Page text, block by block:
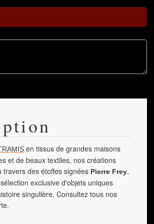
en tissus de grandes maisons
et de beaux textiles, nos créations
des étoffes signées Pierre Frey,
exclusive d'objets uniques
singulière. Consultez tous nos